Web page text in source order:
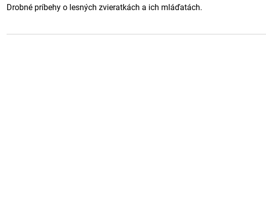
Drobné príbehy o lesných zvieratkách a ich mláďatách.